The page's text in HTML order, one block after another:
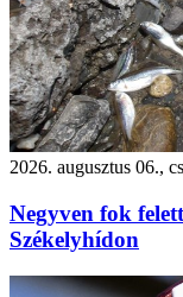
2026. augusztus 06.,
Negyven fok
Székelyhídon